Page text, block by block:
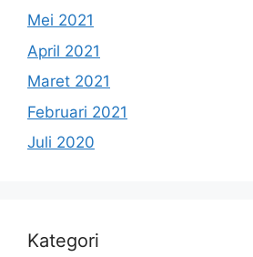
Mei 2021
April 2021
Maret 2021
Februari 2021
Juli 2020
Kategori